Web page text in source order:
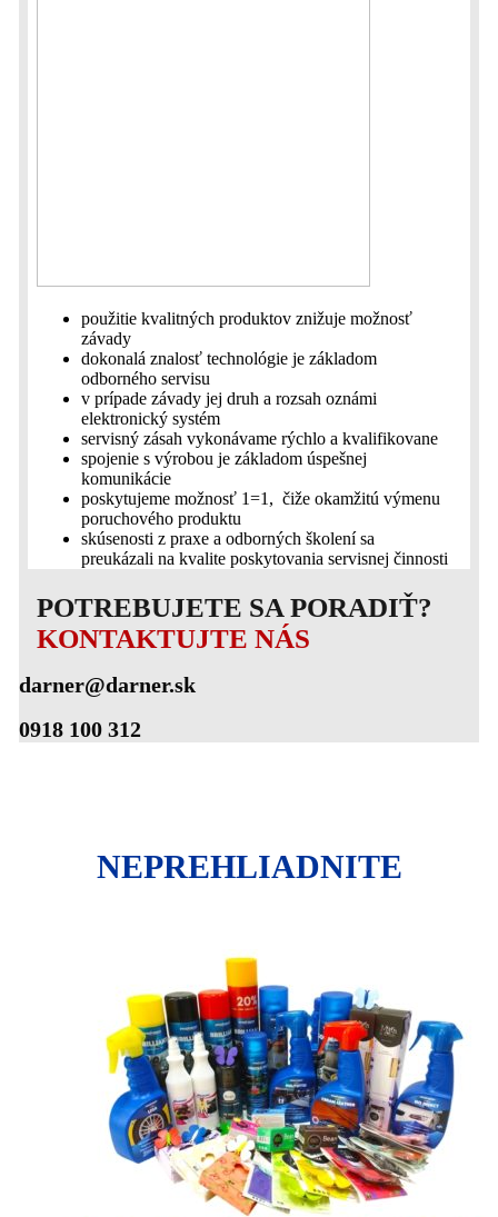
použitie kvalitných produktov znižuje možnosť
závady
dokonalá znalosť technológie je základom
odborného servisu
v prípade závady jej druh a rozsah oznámi
elektronický systém
servisný zásah vykonávame rýchlo a kvalifikovane
spojenie s výrobou je základom úspešnej
komunikácie
poskytujeme možnosť 1=1, čiže okamžitú výmenu
poruchového produktu
skúsenosti z praxe a odborných školení sa
preukázali na kvalite poskytovania servisnej činnosti
POTREBUJETE SA PORADIŤ?
KONTAKTUJTE NÁS
darner@darner.sk
0918 100 312
NEPREHLIADNITE